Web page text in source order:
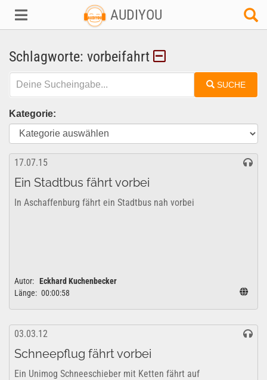
AUDIYOU
Schlagworte: vorbeifahrt
SUCHE
Kategorie:
17.07.15
Ein Stadtbus fährt vorbei
In Aschaffenburg fährt ein Stadtbus nah vorbei
Autor: Eckhard Kuchenbecker
Länge: 00:00:58
03.03.12
Schneepflug fährt vorbei
Ein Unimog Schneeschieber mit Ketten fährt auf